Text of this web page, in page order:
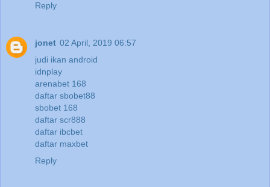
Reply
jonet 02 April, 2019 06:57
judi ikan android
idnplay
arenabet 168
daftar sbobet88
sbobet 168
daftar scr888
daftar ibcbet
daftar maxbet
Reply